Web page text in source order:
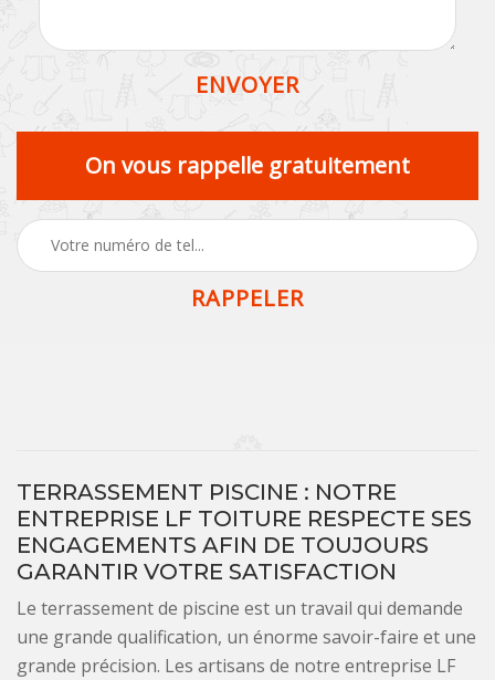
On vous rappelle gratuitement
TERRASSEMENT PISCINE : NOTRE
ENTREPRISE LF TOITURE RESPECTE SES
ENGAGEMENTS AFIN DE TOUJOURS
GARANTIR VOTRE SATISFACTION
Le terrassement de piscine est un travail qui demande
une grande qualification, un énorme savoir-faire et une
grande précision. Les artisans de notre entreprise LF